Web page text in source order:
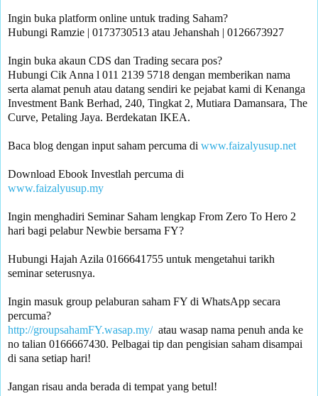
Ingin buka platform online untuk trading Saham?
Hubungi Ramzie | 0173730513 atau Jehanshah | 0126673927
Ingin buka akaun CDS dan Trading secara pos?
Hubungi Cik Anna l 011 2139 5718 dengan memberikan nama
serta alamat penuh atau datang sendiri ke pejabat kami di Kenanga
Investment Bank Berhad, 240, Tingkat 2, Mutiara Damansara, The
Curve, Petaling Jaya. Berdekatan IKEA.
Baca blog dengan input saham percuma di www.faizalyusup.net
www.faizalyusup.my
Ingin menghadiri Seminar Saham lengkap From Zero To Hero 2
Hubungi Hajah Azila 0166641755 untuk mengetahui tarikh
seminar seterusnya.
Ingin masuk group pelaburan saham FY di WhatsApp secara
percuma?
http://groupsahamFY.wasap.my/
  atau wasap nama penuh anda ke
no talian 0166667430. Pelbagai tip dan pengisian saham disampai
di sana setiap hari!
Jangan risau anda berada di tempat yang betul!